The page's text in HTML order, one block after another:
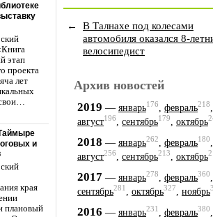
этап
проекта
лет
и
края
плановый
←
В Талнахе под колесами
автомобиля оказался 8-
велосипедист
Архив новостей
2019 — январь176 февраль218
август196, сентябрь179, октябрь
2018 — январь262 февраль180
август256, сентябрь213, октябрь
2017 — январь278 февраль360
сентябрь281, октябрь327, ноябрь
2016 — январь231 февраль380